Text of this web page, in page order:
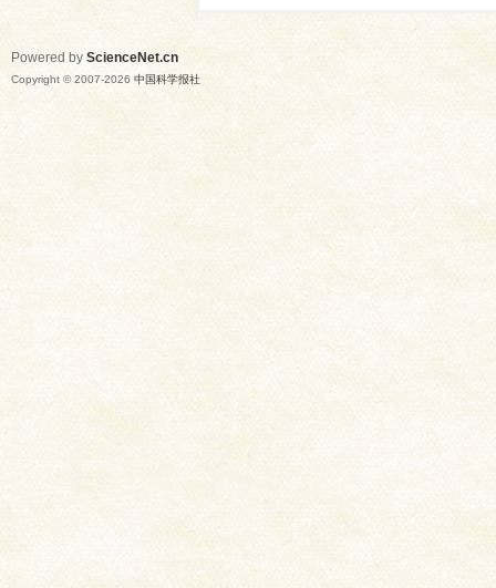
Powered by ScienceNet.cn
Copyright © 2007-2026 中国科学报社